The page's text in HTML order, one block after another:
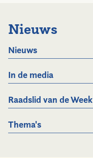
Nieuws
Nieuws
In de media
Raadslid van de Week
Thema's